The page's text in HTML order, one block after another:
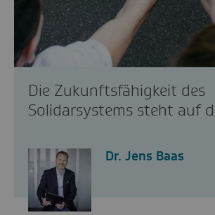
Die Zukunftsfähigkeit des
Solidarsystems steht auf
Dr. Jens Baas